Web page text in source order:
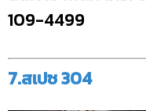
109-4499
7.สเปซ 304